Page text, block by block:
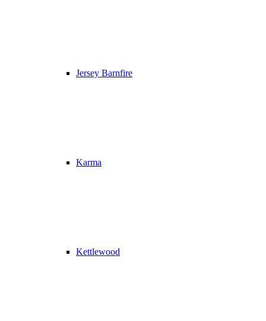
Jersey Barnfire
Karma
Kettlewood